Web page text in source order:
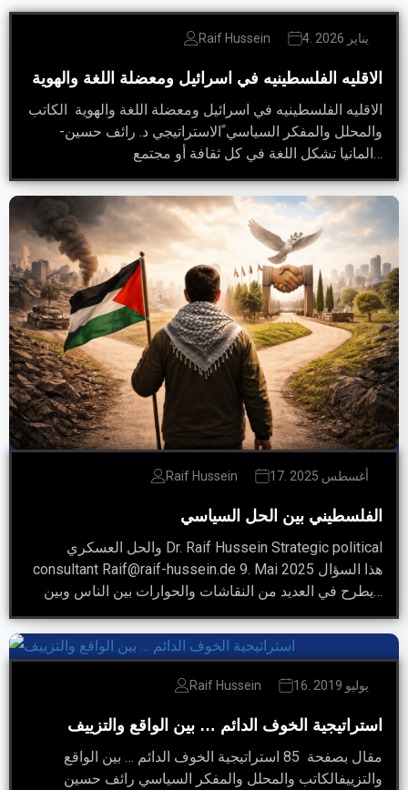
Raif Hussein 4. يناير 2026
الاقليه الفلسطينيه في اسرائيل ومعضلة اللغة والهوية
الاقليه الفلسطينيه في اسرائيل ومعضلة اللغة والهوية الكاتب
والمحلل والمفكر السياسي ًالاستراتيجي د. رائف حسين-
المانيا تشكل اللغة في كل ثقافة أو مجتمع…
Raif Hussein 17. أغسطس 2025
الفلسطيني بين الحل السياسي
consultant Raif@raif-hussein.de 9. Mai 2025 هذا السؤال
يطرح في العديد من النقاشات والحوارات بين الناس وبين…
Raif Hussein 16. يوليو 2019
استراتيجية الخوف الدائم … بين الواقع والتزييف
والتزييفالكاتب والمحلل والمفكر السياسي رائف حسين